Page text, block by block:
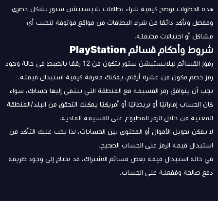
هذه الخطوات توضح كيفية شراء بطاقات بلايستيشن ستور بشكل حصري
ومفصل وتأكد دائمًا من شراء البطاقات من مواقع موثوقة لتجنب أي
مشاكل أو احتيالات محتملة.
شروط وأحكام قسائم PlayStation
رموز القسائم لبلايستيشن ستور يتكون من 12 رقمًا بالضبط في حالة وجود
رمز خصم مكون من عشرة أرقام، يمكنك معرفة كيفية استبدال قيمته.
يجب أن يتوافق رمز القسيمة مع المنطقة التي ينتمي إليها حسابك، سواء
كان الحساب إماراتيًا أو بريطانيًا أو أمريكيًا يمكنك التحقق من البلد/المنطقة
المعنية من خلال الرمز المطبوع على القسيمة المادية.
لا يمكن تحويل الأموال أو المحتوى بين الحسابات، لذا يجب عليك التأكد من
استبدال قيمة الرمز على الحساب الصحيح.
في حالة استبدال قيمة بعض قسائم الاشتراك، قد تحتاج إلى وجود طريقة
دفع صالحة ومُفعلة على الحساب.